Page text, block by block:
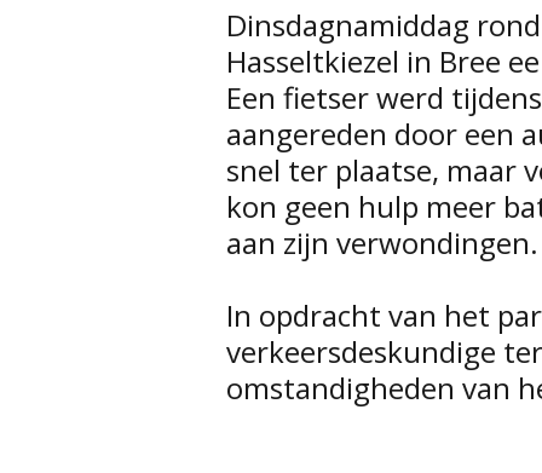
Dinsdagnamiddag
Hasseltkiezel in Bree
Een fietser werd
aangereden door een
snel ter plaatse, maar
kon geen hulp meer
aan zijn verwondingen.
In opdracht van het
verkeersdeskundige
omstandigheden van